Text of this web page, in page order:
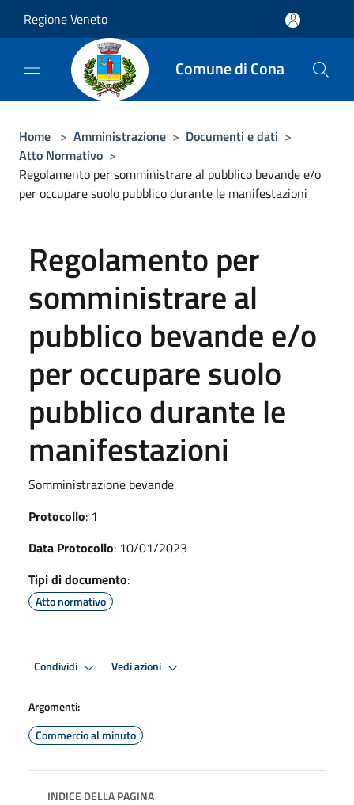
Regione Veneto
Comune di Cona
Home > Amministrazione > Documenti e dati >
Atto Normativo >
Regolamento per somministrare al pubblico bevande e/o
per occupare suolo pubblico durante le manifestazioni
Regolamento per
somministrare al
pubblico bevande e/o
per occupare suolo
pubblico durante le
manifestazioni
Somministrazione bevande
Protocollo: 1
Data Protocollo: 10/01/2023
Tipi di documento:
Atto normativo
Condividi Vedi azioni
Argomenti:
Commercio al minuto
INDICE DELLA PAGINA